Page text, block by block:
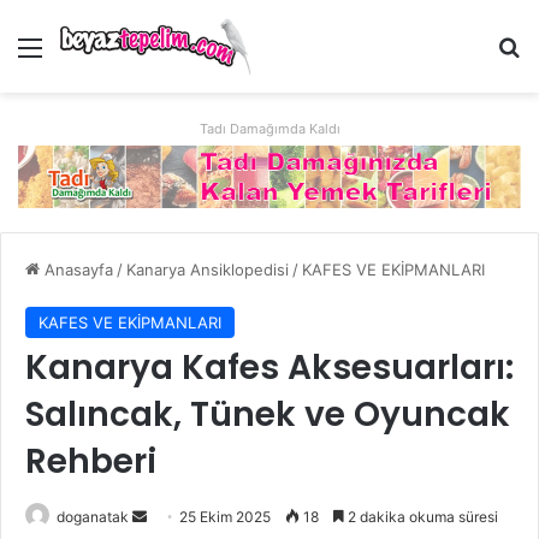
Menü
Tadı Damağımda Kaldı
Anasayfa / Kanarya Ansiklopedisi / KAFES VE EKİPMANLARI
KAFES VE EKİPMANLARI
Kanarya Kafes Aksesuarları:
Salıncak, Tünek ve Oyuncak
Rehberi
doganatak
Bir
25 Ekim 2025 18 2 dakika okuma süresi